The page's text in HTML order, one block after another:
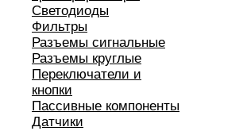
Светодиоды
Фильтры
Разъемы сигнальные
Разъемы круглые
Переключатели и
кнопки
Пассивные компоненты
Датчики